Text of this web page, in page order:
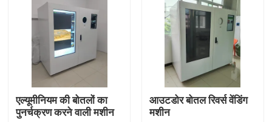
हमारे बारे में
कारखाने का दौरा
एल्यूमीनियम की बोतलों का
पुनर्चक्रण करने वाली मशीन
आउटडोर बोतल रिवर्स वेंडिंग
मशीन